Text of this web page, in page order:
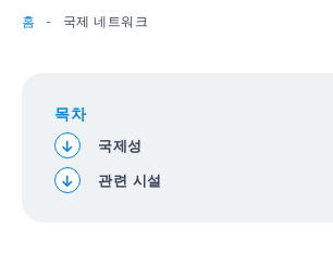
홈 국제 네트워크
목차
국제성
관련 시설